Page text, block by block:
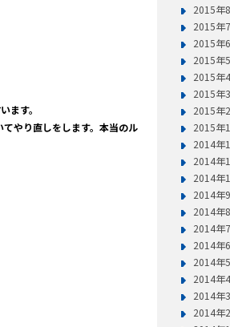
ます。
やり直しをします。本当のル
2015年
2015年
2015年
2015年
2015年
2015年
2015年
2015年
2014年
2014年
2014年
2014年
2014年
2014年
2014年
2014年
2014年
2014年
2014年